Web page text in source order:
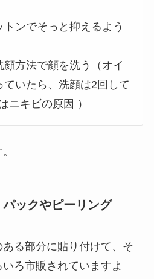
トンでそっと抑えるよう
顔方法で顔を洗う（オイ
ていたら、洗顔は2回して
ニキビの原因 ）
ックやピーリング
る部分に貼り付けて、そ
ろ市販されていますよ